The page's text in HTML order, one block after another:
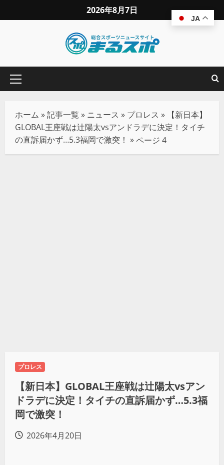
2026年8月7日
ホーム »記事一覧 » ニュース » プロレス »
【新日本】
GLOBAL王座戦は辻陽太vsアンドラデに決定！タイチ
の直訴届かず…5.3福岡で激突！ »ページ 4
プロレス
【新日本】GLOBAL王座戦は辻陽太vsアン
ドラデに決定！タイチの直訴届かず…5.3福
岡で激突！
2026年4月20日
JA